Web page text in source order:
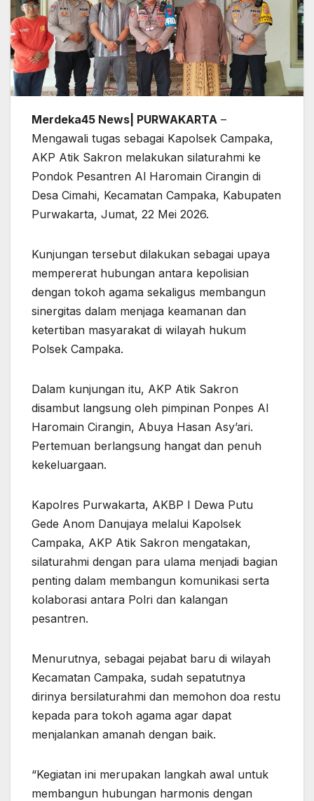
Merdeka45 News| PURWAKARTA –
Mengawali tugas sebagai Kapolsek Campaka,
AKP Atik Sakron melakukan silaturahmi ke
Pondok Pesantren Al Haromain Cirangin di
Desa Cimahi, Kecamatan Campaka, Kabupaten
Purwakarta, Jumat, 22 Mei 2026.
Kunjungan tersebut dilakukan sebagai upaya
mempererat hubungan antara kepolisian
dengan tokoh agama sekaligus membangun
sinergitas dalam menjaga keamanan dan
ketertiban masyarakat di wilayah hukum
Polsek Campaka.
Dalam kunjungan itu, AKP Atik Sakron
disambut langsung oleh pimpinan Ponpes Al
Haromain Cirangin, Abuya Hasan Asy’ari.
Pertemuan berlangsung hangat dan penuh
kekeluargaan.
Kapolres Purwakarta, AKBP I Dewa Putu
Gede Anom Danujaya melalui Kapolsek
Campaka, AKP Atik Sakron mengatakan,
silaturahmi dengan para ulama menjadi bagian
penting dalam membangun komunikasi serta
kolaborasi antara Polri dan kalangan
pesantren.
Menurutnya, sebagai pejabat baru di wilayah
Kecamatan Campaka, sudah sepatutnya
dirinya bersilaturahmi dan memohon doa restu
kepada para tokoh agama agar dapat
menjalankan amanah dengan baik.
“Kegiatan ini merupakan langkah awal untuk
membangun hubungan harmonis dengan